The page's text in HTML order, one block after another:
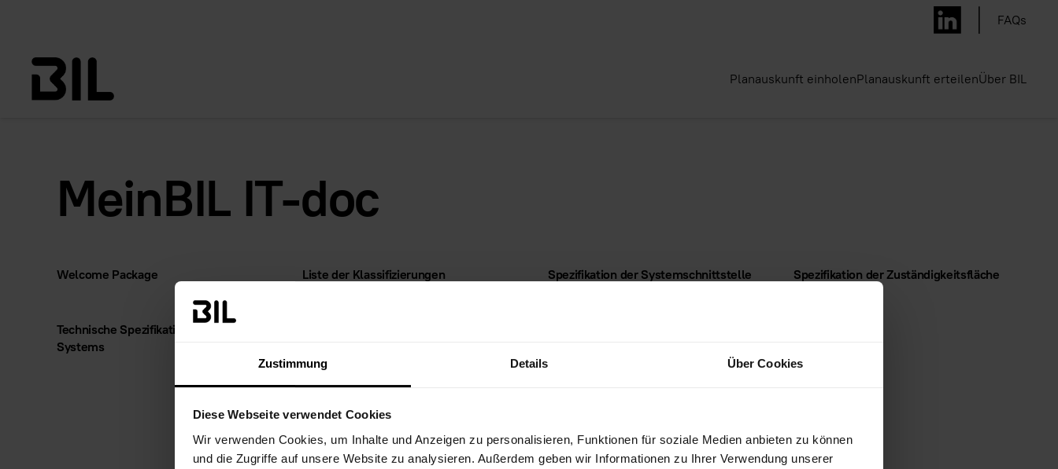
Zustimmung Details Über Cookies
Diese Webseite verwendet Cookies
Wir verwenden Cookies, um Inhalte und Anzeigen zu personalisieren, Funktionen für soziale Medien anbieten zu können
und die Zugriffe auf unsere Website zu analysieren. Außerdem geben wir Informationen zu Ihrer Verwendung unserer
FAQs
Planauskunft einholenPlanauskunft erteilenÜber BIL
MeinBIL IT-doc
Welcome Package Liste der Klassifizierungen Spezifikation der Systemschnittstelle Spezifikation der Zuständigkeitsfläche
Technische Spezifikation des BIL
Systems